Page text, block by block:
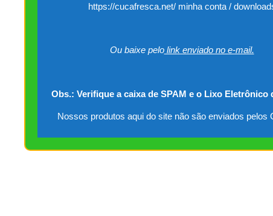
https://cucafresca.net/ minha conta /
Ou baixe pelolink enviado no e-mail.
Obs.: Verifique a caixa de SPAM e o Lixo Eletrônico
Nossos produtos aqui do site não são enviados pelos